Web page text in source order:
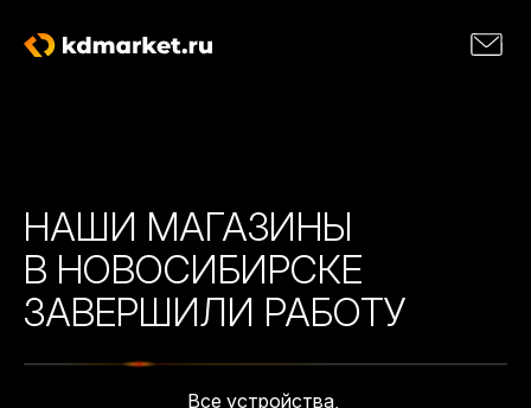
НАШИ МАГАЗИНЫ
В НОВОСИБИРСКЕ
ЗАВЕРШИЛИ РАБОТУ
Все устройства,